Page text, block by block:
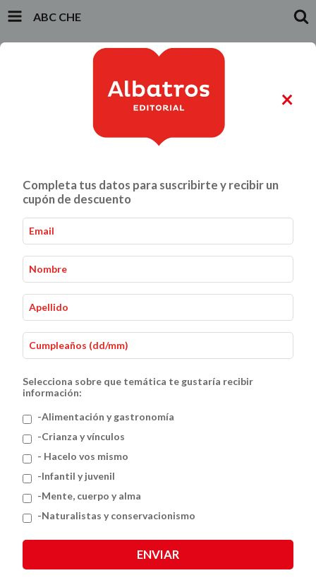
ABC CHE
PRODUCTOS
ALIMENTACIÓN Y GASTRONOMÍA
Inicio - Infantiles y Juveniles - ABC CHE
ABC CHE
×
Completa tus datos para suscribirte y recibir un
cupón de descuento
Selecciona sobre que temática te gustaría recibir
información:
-Alimentación y gastronomía
-Crianza y vínculos
- Hacelo vos mismo
-Infantil y juvenil
-Mente, cuerpo y alma
-Naturalistas y conservacionismo
ENVIAR